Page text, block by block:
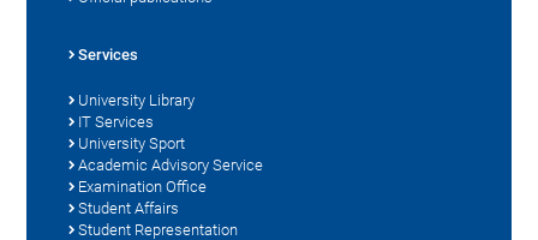
Services
University Library
IT Services
University Sport
Academic Advisory Service
Examination Office
Student Affairs
Student Representation